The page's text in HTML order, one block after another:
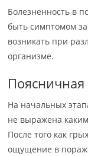
Болезненность в
быть симптомом
возникать при
организме.
На начальных
не выражена
После того как
ощущение в